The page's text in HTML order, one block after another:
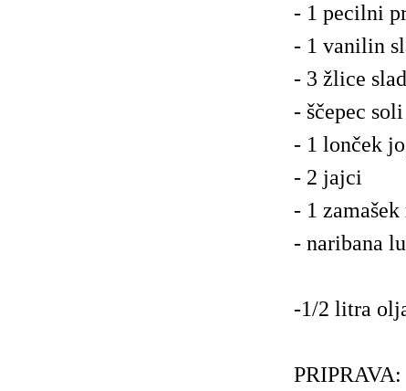
- 1 pecilni
- 1 vanilin
- 3 žlice
- ščepec soli
- 1 lonček
- 2 jajci
- 1 zamašek
- naribana
-1/2 litra
PRIPRAVA: